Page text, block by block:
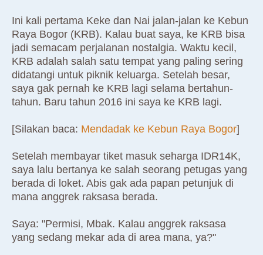
Ini kali pertama Keke dan Nai jalan-jalan ke Kebun
Raya Bogor (KRB). Kalau buat saya, ke KRB bisa
jadi semacam perjalanan nostalgia. Waktu kecil,
KRB adalah salah satu tempat yang paling sering
didatangi untuk piknik keluarga. Setelah besar,
saya gak pernah ke KRB lagi selama bertahun-
tahun. Baru tahun 2016 ini saya ke KRB lagi.
[Silakan baca: Mendadak ke Kebun Raya Bogor]
Setelah membayar tiket masuk seharga IDR14K,
saya lalu bertanya ke salah seorang petugas yang
berada di loket. Abis gak ada papan petunjuk di
mana anggrek raksasa berada.
Saya: "Permisi, Mbak. Kalau anggrek raksasa
yang sedang mekar ada di area mana, ya?"